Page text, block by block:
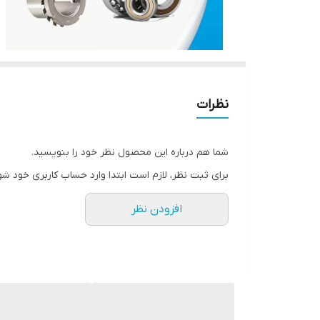
نظرات
شما هم درباره این محصول نظر خود را بنویسید.
برای ثبت نظر، لازم است ابتدا وارد حساب کاربری خود
افزودن نظر